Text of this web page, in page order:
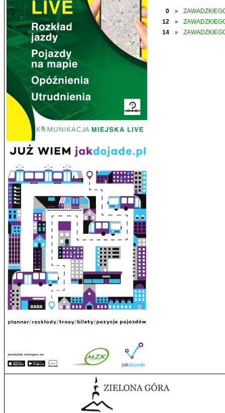
0 »
12
»
14
»